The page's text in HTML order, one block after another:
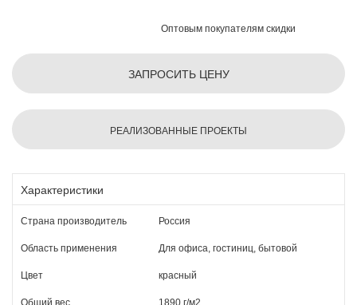
Оптовым покупателям скидки
ЗАПРОСИТЬ ЦЕНУ
РЕАЛИЗОВАННЫЕ ПРОЕКТЫ
Характеристики
Страна производитель Россия
Область применения Для офиса, гостиниц, бытовой
Цвет красный
Общий вес 1890 г/м2